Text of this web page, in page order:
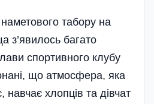
табору на
з’явилось багато
спортивного клубу
що атмосфера, яка
навчає хлопців та дівчат